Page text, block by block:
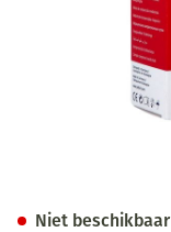
Niet beschikbaar